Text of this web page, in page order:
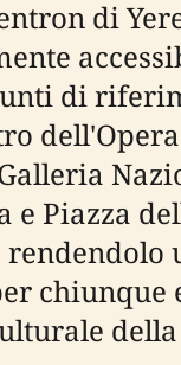
di
di
e Piazza
rendendolo